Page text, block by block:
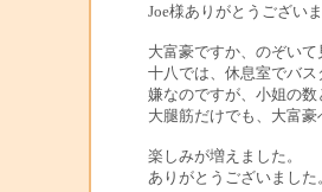
Joe様ありがとうございま
大富豪ですか、のぞいて
十八では、休息室でバ
嫌なのですが、小姐の数
大腿筋だけでも、大富豪
楽しみが増えました。
ありがとうございました。